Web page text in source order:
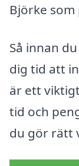
Björke
Så innan
dig tid att
är ett
tid och
du gör rätt